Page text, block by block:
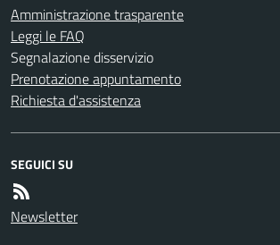
Amministrazione trasparente
Leggi le FAQ
Segnalazione disservizio
Prenotazione appuntamento
Richiesta d'assistenza
SEGUICI SU
Newsletter